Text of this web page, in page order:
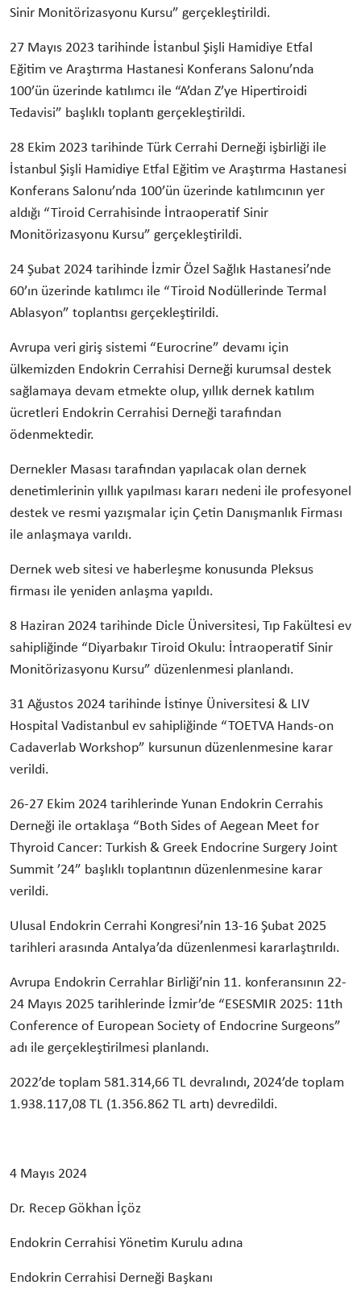
Sinir Monitörizasyonu Kursu” gerçekleştirildi.
27 Mayıs 2023 tarihinde İstanbul Şişli Hamidiye Etfal
Eğitim ve Araştırma Hastanesi Konferans Salonu’nda
100’ün üzerinde katılımcı ile “A’dan Z’ye Hipertiroidi
Tedavisi” başlıklı toplantı gerçekleştirildi.
28 Ekim 2023 tarihinde Türk Cerrahi Derneği işbirliği ile
İstanbul Şişli Hamidiye Etfal Eğitim ve Araştırma Hastanesi
Konferans Salonu’nda 100’ün üzerinde katılımcının yer
aldığı “Tiroid Cerrahisinde İntraoperatif Sinir
Monitörizasyonu Kursu” gerçekleştirildi.
24 Şubat 2024 tarihinde İzmir Özel Sağlık Hastanesi’nde
60’ın üzerinde katılımcı ile “Tiroid Nodüllerinde Termal
Ablasyon” toplantısı gerçekleştirildi.
Avrupa veri giriş sistemi “Eurocrine” devamı için
ülkemizden Endokrin Cerrahisi Derneği kurumsal destek
sağlamaya devam etmekte olup, yıllık dernek katılım
ücretleri Endokrin Cerrahisi Derneği tarafından
ödenmektedir.
Dernekler Masası tarafından yapılacak olan dernek
denetimlerinin yıllık yapılması kararı nedeni ile profesyonel
destek ve resmi yazışmalar için Çetin Danışmanlık Firması
ile anlaşmaya varıldı.
Dernek web sitesi ve haberleşme konusunda Pleksus
firması ile yeniden anlaşma yapıldı.
8 Haziran 2024 tarihinde Dicle Üniversitesi, Tıp Fakültesi ev
sahipliğinde “Diyarbakır Tiroid Okulu: İntraoperatif Sinir
Monitörizasyonu Kursu” düzenlenmesi planlandı.
31 Ağustos 2024 tarihinde İstinye Üniversitesi & LIV
Hospital Vadistanbul ev sahipliğinde “TOETVA Hands-on
Cadaverlab Workshop” kursunun düzenlenmesine karar
verildi.
26-27 Ekim 2024 tarihlerinde Yunan Endokrin Cerrahis
Derneği ile ortaklaşa “Both Sides of Aegean Meet for
Thyroid Cancer: Turkish & Greek Endocrine Surgery Joint
Summit ’24” başlıklı toplantının düzenlenmesine karar
verildi.
Ulusal Endokrin Cerrahi Kongresi’nin 13-16 Şubat 2025
tarihleri arasında Antalya’da düzenlenmesi kararlaştırıldı.
Avrupa Endokrin Cerrahlar Birliği’nin 11. konferansının 22-
24 Mayıs 2025 tarihlerinde İzmir’de “ESESMIR 2025: 11th
Conference of European Society of Endocrine Surgeons”
adı ile gerçekleştirilmesi planlandı.
2022’de toplam 581.314,66 TL devralındı, 2024’de toplam
1.938.117,08 TL (1.356.862 TL artı) devredildi.
4 Mayıs 2024
Dr. Recep Gökhan İçöz
Endokrin Cerrahisi Yönetim Kurulu adına
Endokrin Cerrahisi Derneği Başkanı